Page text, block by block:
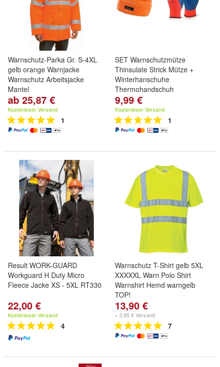
Warnschutz-Parka Gr. S-4XL
gelb orange Warnjacke
Warnschutz Arbeitsjacke
Mantel
ab 25,87 €
Kostenloser Versand
1
SET Warnschutzmütze
Thinsulate Strick Mütze +
Winterhanschuhe
Thermohandschuh
9,99 €
Kostenloser Versand
1
Result WORK-GUARD
Workguard H Duty Micro
Fleece Jacke XS - 5XL RT330
22,00 €
Kostenloser Versand
4
Warnschutz T-Shirt gelb 5XL
XXXXXL Warn Polo Shirt
Warnshirt Hemd warngelb
TOP!
13,90 €
+ 3,95 € Versand
7